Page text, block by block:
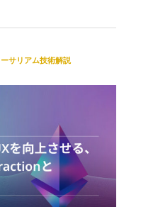
サリアム技術解説